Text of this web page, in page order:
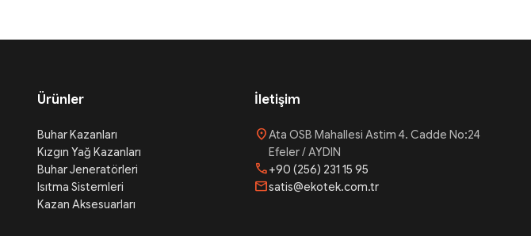
Ürünler
Buhar Kazanları
Kızgın Yağ Kazanları
Buhar Jeneratörleri
Isıtma Sistemleri
Kazan Aksesuarları
İletişim
location_onAta OSB Mahallesi Astim 4. Cadde No:24
Efeler / AYDIN
phone+90 (256) 231 15 95
mailsatis@ekotek.com.tr